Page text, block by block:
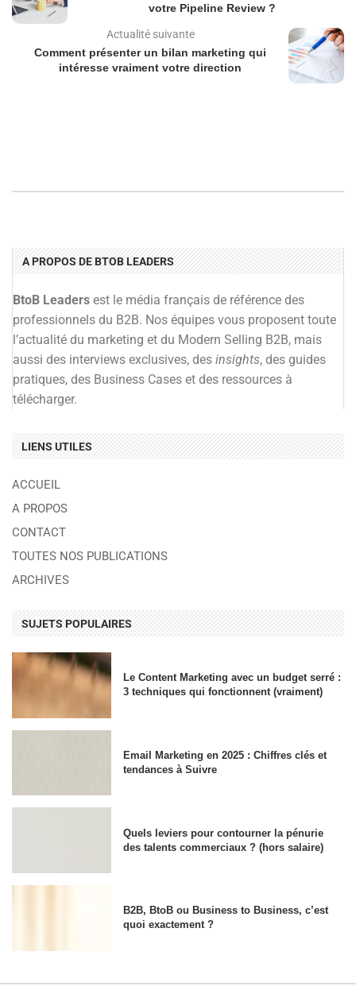
votre Pipeline Review ?
Actualité suivante
Comment présenter un bilan marketing qui
intéresse vraiment votre direction
A PROPOS DE BTOB LEADERS
BtoB Leaders est le média français de référence des
professionnels du B2B. Nos équipes vous proposent toute
l’actualité du marketing et du Modern Selling B2B, mais
aussi des interviews exclusives, des insights, des guides
pratiques, des Business Cases et des ressources à
télécharger.
LIENS UTILES
ACCUEIL
A PROPOS
CONTACT
TOUTES NOS PUBLICATIONS
ARCHIVES
SUJETS POPULAIRES
Le Content Marketing avec un budget serré :
3 techniques qui fonctionnent (vraiment)
Email Marketing en 2025 : Chiffres clés et
tendances à Suivre
Quels leviers pour contourner la pénurie
des talents commerciaux ? (hors salaire)
B2B, BtoB ou Business to Business, c’est
quoi exactement ?